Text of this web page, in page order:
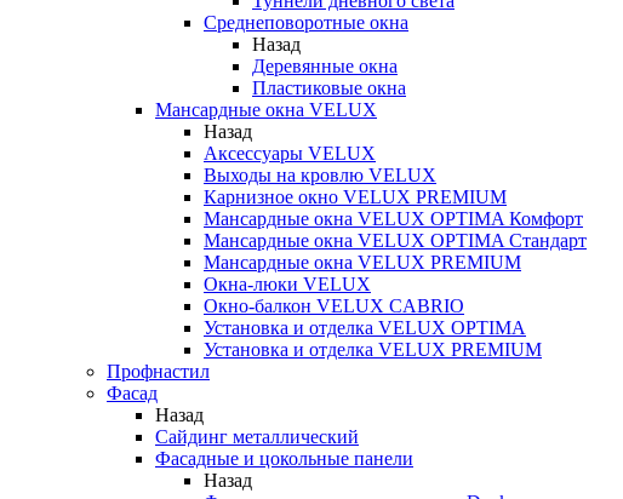
Среднеповоротные окна
Назад
Деревянные окна
Пластиковые окна
Мансардные окна VELUX
Назад
Аксессуары VELUX
Выходы на кровлю VELUX
Карнизное окно VELUX PREMIUM
Мансардные окна VELUX OPTIMA Комфорт
Мансардные окна VELUX OPTIMA Стандарт
Мансардные окна VELUX PREMIUM
Окна-люки VELUX
Окно-балкон VELUX CABRIO
Установка и отделка VELUX OPTIMA
Установка и отделка VELUX PREMIUM
Профнастил
Фасад
Назад
Сайдинг металлический
Фасадные и цокольные панели
Назад